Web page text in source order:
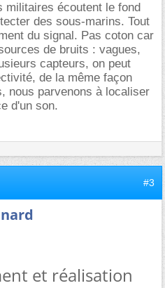
militaires écoutent le fond
des sous-marins. Tout
du signal. Pas coton car
de bruits : vagues,
capteurs, on peut
de la même façon
nous parvenons à localiser
d'un son.
#3
et réalisation